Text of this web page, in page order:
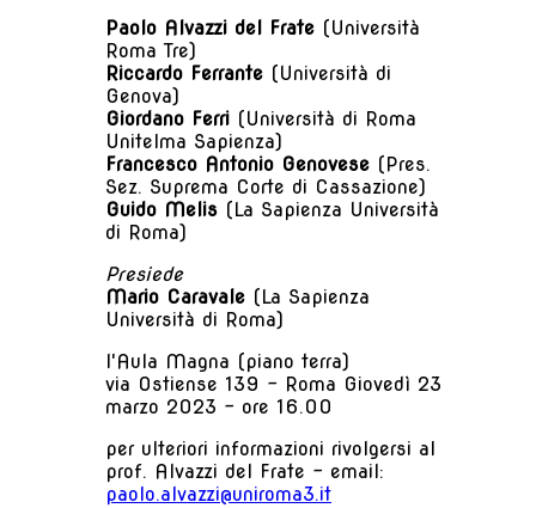
Paolo Alvazzi del Frate (Università
Roma Tre)
Riccardo Ferrante (Università di
Genova)
Giordano Ferri (Università di Roma
Unitelma Sapienza)
Francesco Antonio Genovese (Pres.
Sez. Suprema Corte di Cassazione)
Guido Melis (La Sapienza Università
di Roma)
Presiede
Mario Caravale (La Sapienza
Università di Roma)
l'Aula Magna (piano terra)
via Ostiense 139 - Roma Giovedì 23
marzo 2023 - ore 16.00
per ulteriori informazioni rivolgersi al
prof. Alvazzi del Frate - email:
paolo.alvazzi@uniroma3.it